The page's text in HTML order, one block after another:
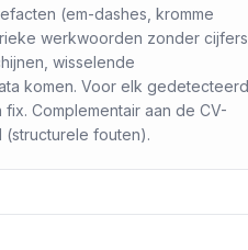
(em-dashes, kromme
werkwoorden zonder cijfers,
wisselende
komen. Voor elk gedetecteerd
Complementair aan de CV-
fouten).